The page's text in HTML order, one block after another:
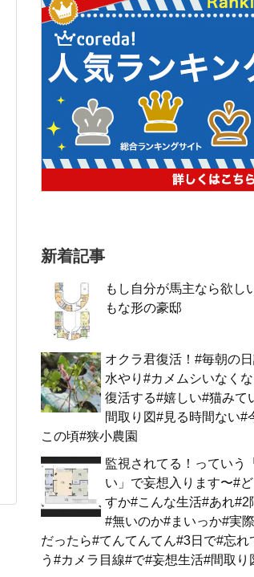
新着記事
もし自分が馬主なら欲し
もな形の豪邸
オクラ君復活！#毎朝の
水やり#カメムシいなく
復活する#嬉しい#猫みて
間取り図#見る時間ない#
この頃#狭小農園
監視されてる！っていう
い」で妄想入ります〜#
すか#こんな生活#あれ#2
#無いのか#まいっか#実
だったら#てんてんてん#3日で#忘れ
う#カメラ目線#で#妄想生活#間取り